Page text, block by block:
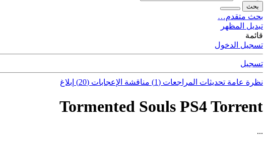
بحث
بحث متقدم…
تبديل المظهر
قائمة
تسجيل الدخول
تسجيل
نظرة عامة تحديثات المراجعات (1) مناقشة الإعجابات (20) إبلاغ
Tormented Souls PS4 Torrent
...